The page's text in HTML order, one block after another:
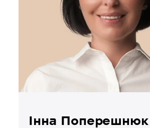
Інна Поперешнюк